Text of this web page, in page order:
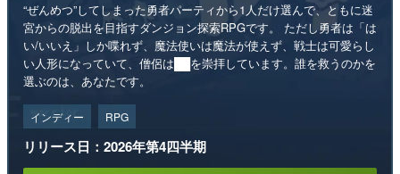
“ぜんめつ”してしまった勇者パーティから1人だけ選んで、ともに迷
宮からの脱出を目指すダンジョン探索RPGです。 ただし勇者は「は
い/いいえ」しか喋れず、魔法使いは魔法が使えず、戦士は可愛らし
い人形になっていて、僧侶は██を崇拝しています。誰を救うのかを
選ぶのは、あなたです。
インディー RPG
リリース日：2026年第4四半期